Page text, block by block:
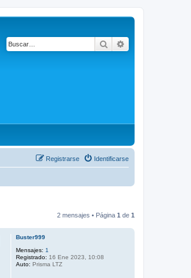
Buscar
Identificarse
Registrarse
2 mensajes • Página 1 de 1
Buster999
Mensajes: 1
Registrado: 16 Ene 2023, 10:08
Auto: Prisma LTZ